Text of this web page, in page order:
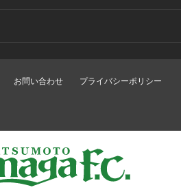
お問い合わせ プライバシーポリシー